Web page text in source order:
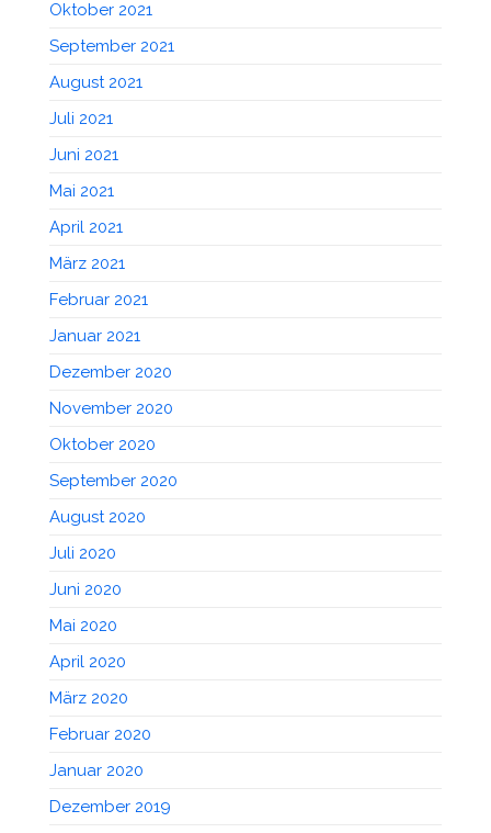
Oktober 2021
September 2021
August 2021
Juli 2021
Juni 2021
Mai 2021
April 2021
März 2021
Februar 2021
Januar 2021
Dezember 2020
November 2020
Oktober 2020
September 2020
August 2020
Juli 2020
Juni 2020
Mai 2020
April 2020
März 2020
Februar 2020
Januar 2020
Dezember 2019